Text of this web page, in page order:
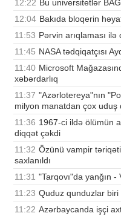
12:22 Bu universitetlər
12:04 Bakıda bloqerin
11:53 Pərvin arıqlaması
11:45 NASA tədqiqatçısı
11:40 Microsoft
xəbərdarlıq
11:37 "Azərlotereya"nın
milyon manatdan çox uduş
11:36 1967-ci ildə ölümün
diqqət çəkdi
11:32 Özünü vampir
saxlanıldı
11:31 "Tarqovı"da yanğın
11:23 Quduz qunduzlar biri
11:22 Azərbaycanda işçi